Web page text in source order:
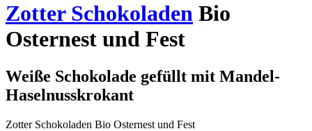
Zotter Schokoladen Bio
Osternest und Fest
Weiße Schokolade gefüllt mit Mandel-
Haselnusskrokant
Zotter Schokoladen Bio Osternest und Fest